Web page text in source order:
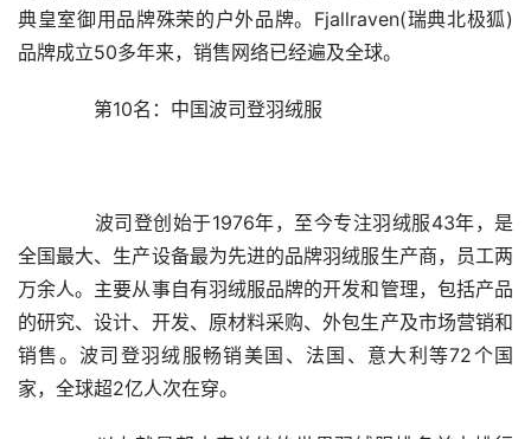
典皇室御用品牌殊荣的户外品牌。Fjallraven(瑞典北极狐)
品牌成立50多年来，销售网络已经遍及全球。
第10名：中国波司登羽绒服
波司登创始于1976年，至今专注羽绒服43年，是
全国最大、生产设备最为先进的品牌羽绒服生产商，员工两
万余人。主要从事自有羽绒服品牌的开发和管理，包括产品
的研究、设计、开发、原材料采购、外包生产及市场营销和
销售。波司登羽绒服畅销美国、法国、意大利等72个国
家，全球超2亿人次在穿。